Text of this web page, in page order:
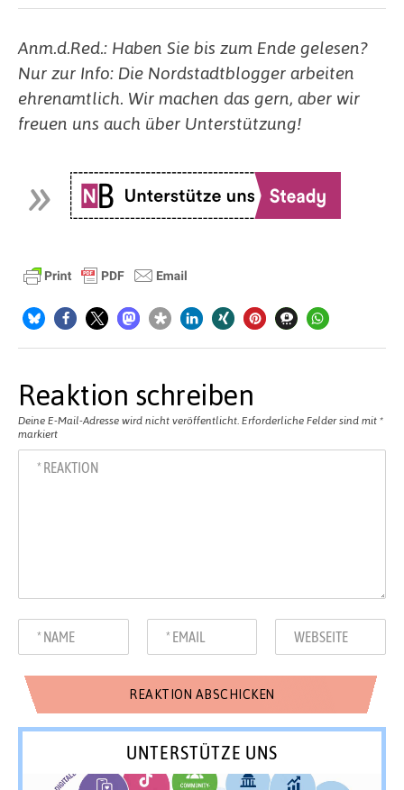
Anm.d.Red.: Haben Sie bis zum Ende gelesen?
Nur zur Info: Die Nordstadtblogger arbeiten
ehrenamtlich. Wir machen das gern, aber wir
freuen uns auch über Unterstützung!
Reaktion schreiben
Deine E-Mail-Adresse wird nicht veröffentlicht. Erforderliche Felder sind mit *
markiert
UNTERSTÜTZE UNS